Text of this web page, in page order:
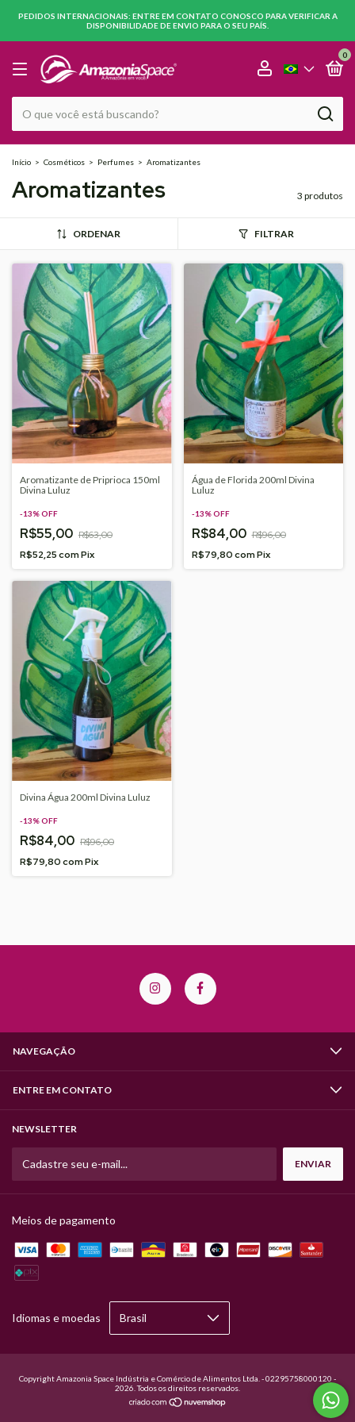
PEDIDOS INTERNACIONAIS: ENTRE EM CONTATO CONOSCO PARA VERIFICAR A
DISPONIBILIDADE DE ENVIO PARA O SEU PAÍS.
0
Início > Cosméticos > Perfumes > Aromatizantes
Aromatizantes 3 produtos
ORDENAR FILTRAR
Aromatizante de Priprioca 150ml
Divina Luluz
-13%OFF
R$55,00 R$63,00
R$52,25comPix
Água de Florida 200ml Divina
Luluz
-13%OFF
R$84,00 R$96,00
R$79,80comPix
Divina Água 200ml Divina Luluz
-13%OFF
R$84,00 R$96,00
R$79,80comPix
NAVEGAÇÃO
ENTRE EM CONTATO
NEWSLETTER
Meios de pagamento
Idiomas e moedas
Copyright Amazonia Space Indústria e Comércio de Alimentos Ltda. - 02295758000120 -
2026. Todos os direitos reservados.